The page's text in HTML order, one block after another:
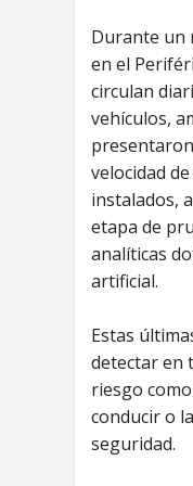
Durante un
en el
circulan
vehículos,
velocidad
instalados,
etapa de
analíticas
artificial.
Estas
detectar en
riesgo
conducir o
seguridad.